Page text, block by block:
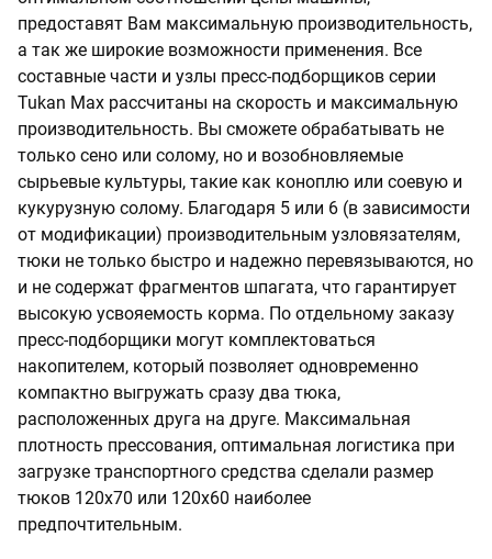
предоставят Вам максимальную производительность,
а так же широкие возможности применения. Все
составные части и узлы пресс-подборщиков серии
Tukan Max рассчитаны на скорость и максимальную
производительность. Вы сможете обрабатывать не
только сено или солому, но и возобновляемые
сырьевые культуры, такие как коноплю или соевую и
кукурузную солому. Благодаря 5 или 6 (в зависимости
от модификации) производительным узловязателям,
тюки не только быстро и надежно перевязываются, но
и не содержат фрагментов шпагата, что гарантирует
высокую усвояемость корма. По отдельному заказу
пресс-подборщики могут комплектоваться
накопителем, который позволяет одновременно
компактно выгружать сразу два тюка,
расположенных друга на друге. Максимальная
плотность прессования, оптимальная логистика при
загрузке транспортного средства сделали размер
тюков 120x70 или 120х60 наиболее
предпочтительным.